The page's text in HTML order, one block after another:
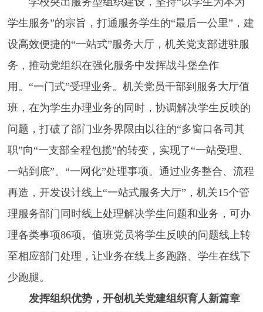
学生服务”的宗旨，打通服务学生的“最后一公里”，建
设高效便捷的“一站式”服务大厅，机关党支部进驻服
务，推动党组织在强化服务中发挥战斗堡垒作
用。“一门式”受理业务。机关党员干部到服务大厅值
班，在为学生办理业务的同时，协调解决学生反映的
问题，打破了部门业务界限由以往的“多窗口各司其
职”向“一支部全程包揽”的转变，实现了“一站受理、
一站到底”。“一网化”处理事项。通过业务整合、流程
再造，开发设计线上“一站式服务大厅”，机关15个管
理服务部门同时线上处理解决学生问题和业务，可办
理各类事项86项。值班党员将学生反映的问题线上转
至相应部门处理，让业务在线上多跑路、学生在线下
少跑腿。
发挥组织优势，开创机关党建组织育人新篇章